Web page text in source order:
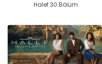
Halef 30.Bölüm